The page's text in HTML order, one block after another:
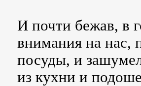
И почти бежав, в
внимания на нас,
посуды, и
из кухни и